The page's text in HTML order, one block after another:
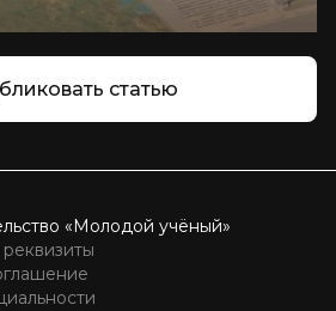
статью
«Молодой учёный»